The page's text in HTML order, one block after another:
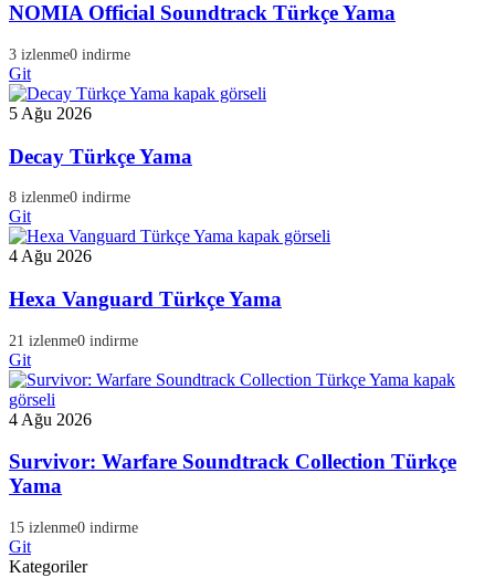
NOMIA Official Soundtrack Türkçe Yama
3 izlenme0 indirme
Git
5 Ağu 2026
Decay Türkçe Yama
8 izlenme0 indirme
Git
4 Ağu 2026
Hexa Vanguard Türkçe Yama
21 izlenme0 indirme
Git
4 Ağu 2026
Survivor: Warfare Soundtrack Collection Türkçe
Yama
15 izlenme0 indirme
Git
Kategoriler